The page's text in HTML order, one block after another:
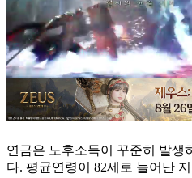
연금은 노후소득이 꾸준히 발생
다. 평균연령이 82세로 늘어난